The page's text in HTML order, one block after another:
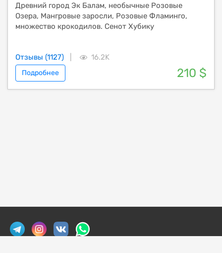
Древний город Эк Балам, необычные Розовые
Озера, Мангровые заросли, Розовые Фламинго,
множество крокодилов. Сенот Хубику
Отзывы (1127) 16.2K
Подробнее 210 $